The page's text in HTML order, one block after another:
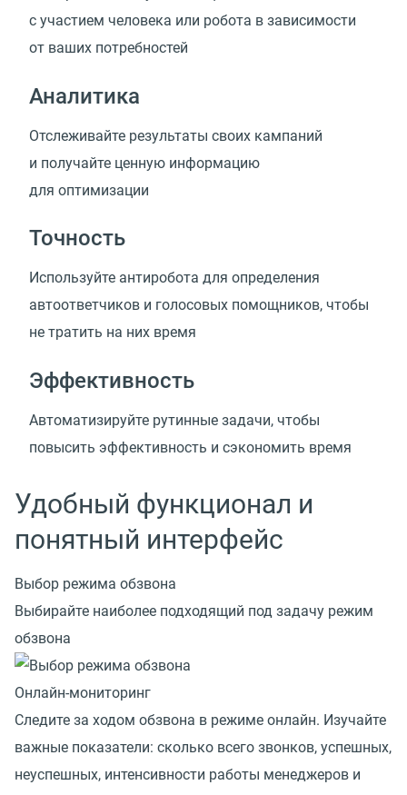
с участием человека или робота в зависимости
от ваших потребностей
Аналитика
Отслеживайте результаты своих кампаний
и получайте ценную информацию
для оптимизации
Точность
Используйте антиробота для определения
автоответчиков и голосовых помощников, чтобы
не тратить на них время
Эффективность
Автоматизируйте рутинные задачи, чтобы
повысить эффективность и сэкономить время
Удобный функционал и
понятный интерфейс
Выбор режима обзвона
Выбирайте наиболее подходящий под задачу режим
обзвона
Онлайн-мониторинг
Следите за ходом обзвона в режиме онлайн. Изучайте
важные показатели: сколько всего звонков, успешных,
неуспешных, интенсивности работы менеджеров и